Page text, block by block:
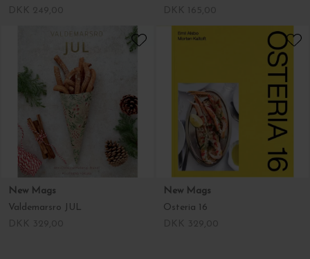
New Mags
Valdemarsro JUL
New Mags
Osteria 16